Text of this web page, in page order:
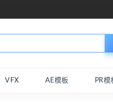
VFX AE模板 PR模